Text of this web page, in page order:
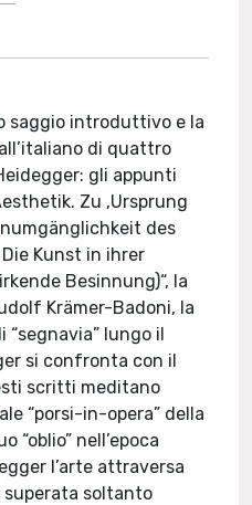
saggio introduttivo e la
di quattro
gli appunti
Zu ‚Ursprung
des
Die Kunst in ihrer
Besinnung)“, la
Krämer-Badoni, la
“segnavia” lungo il
si confronta con il
scritti meditano
“porsi-in-opera” della
“oblio” nell’epoca
l’arte attraversa
superata soltanto